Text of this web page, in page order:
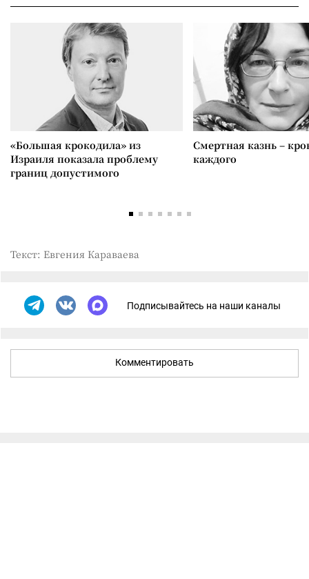
«Большая крокодила» из
Израиля показала проблему
границ допустимого
Смертная казнь –
каждого
Текст: Евгения Караваева
Подписывайтесь на наши каналы
Комментировать